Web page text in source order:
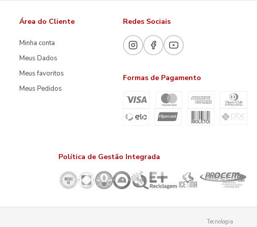
Área do Cliente
Minha conta
Meus Dados
Meus favoritos
Meus Pedidos
Redes Sociais
Formas de Pagamento
Política de Gestão Integrada
Tecnologia